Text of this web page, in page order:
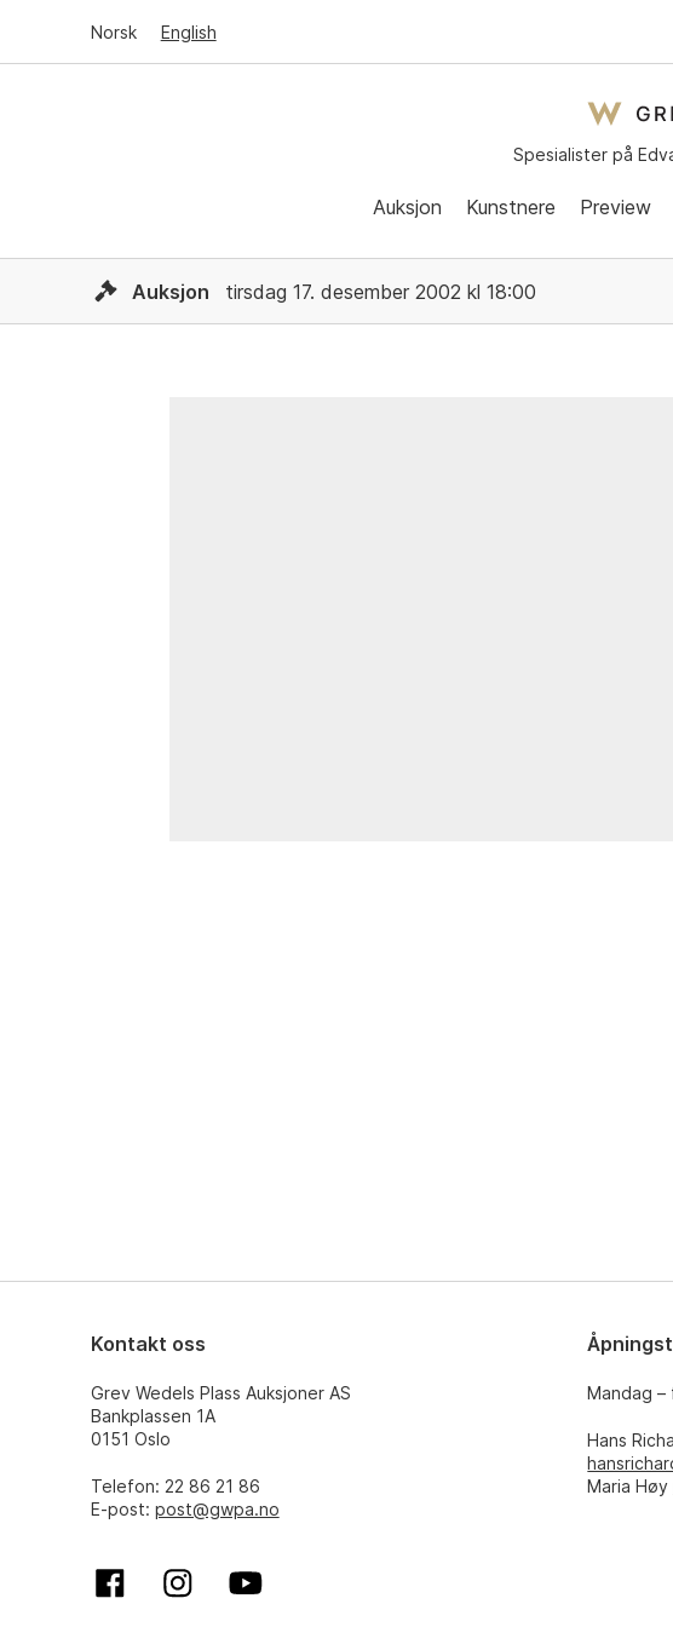
Norsk English
Spesialister på
Auksjon Kunstnere Preview
Auksjon tirsdag 17. desember 2002 kl 18:00
Kontakt oss
Grev Wedels Plass Auksjoner AS
Bankplassen 1A
0151 Oslo
Telefon: 22 86 21 86
E-post: post@gwpa.no
Mandag
Hans
Maria Høy